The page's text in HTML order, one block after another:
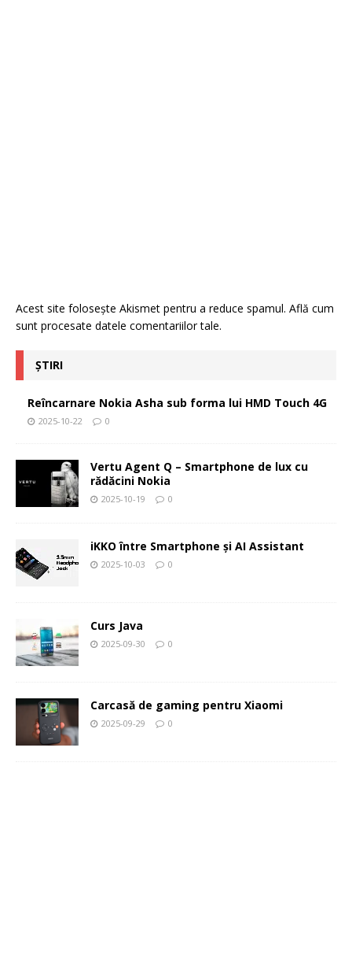
Acest site folosește Akismet pentru a reduce spamul. Află cum
sunt procesate datele comentariilor tale.
ȘTIRI
Reîncarnare Nokia Asha sub forma lui HMD Touch 4G
2025-10-22 0
Vertu Agent Q – Smartphone de lux cu
rădăcini Nokia
2025-10-19 0
iKKO între Smartphone și AI Assistant
2025-10-03 0
Curs Java
2025-09-30 0
Carcasă de gaming pentru Xiaomi
2025-09-29 0